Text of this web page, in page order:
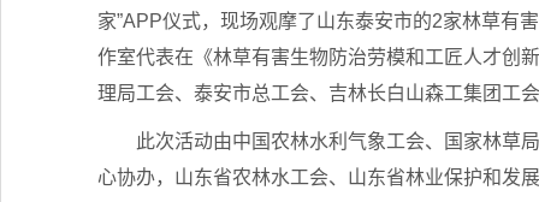
家”APP仪式，现场观摩了山东泰安市的2家林草有
作室代表在《林草有害生物防治劳模和工匠人才创
理局工会、泰安市总工会、吉林长白山森工集团工
此次活动由中国农林水利气象工会、国家林草
心协办，山东省农林水工会、山东省林业保护和发